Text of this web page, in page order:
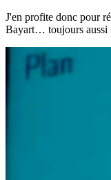
J'en profite donc pour
Bayart… toujours aussi